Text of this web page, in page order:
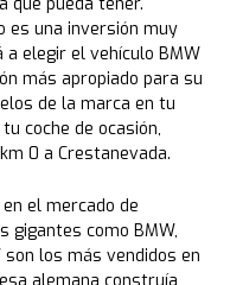
es una inversión muy
elegir el vehículo BMW
más apropiado para su
de la marca en tu
coche de ocasión,
0 a Crestanevada.
el mercado de
gigantes como BMW,
los más vendidos en
alemana construía